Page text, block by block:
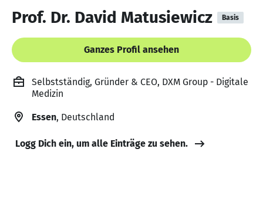
Prof. Dr. David Matusiewicz Basis
Ganzes Profil ansehen
Selbstständig, Gründer & CEO, DXM Group - Digitale
Medizin
Essen, Deutschland
Logg Dich ein, um alle Einträge zu sehen.